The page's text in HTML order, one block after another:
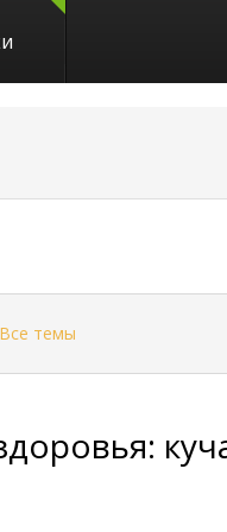
Все темы